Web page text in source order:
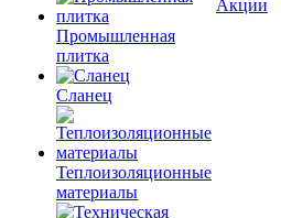
Промышленная
плитка
Сланец
Теплоизоляционные
материалы
Акции